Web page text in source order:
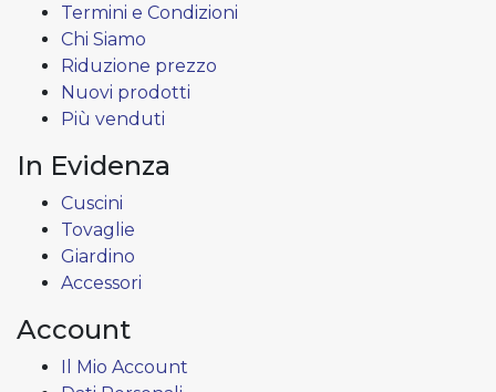
Termini e Condizioni
Chi Siamo
Riduzione prezzo
Nuovi prodotti
Più venduti
In Evidenza
Cuscini
Tovaglie
Giardino
Accessori
Account
Il Mio Account